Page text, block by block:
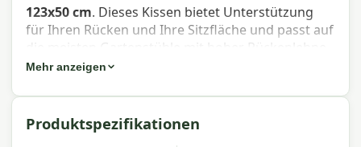
123x50 cm. Dieses Kissen bietet Unterstützung
für Ihren Rücken und Ihre Sitzfläche und passt auf
die meisten Gartenstühle mit hoher Rückenlehne.
Artikelnummer:
Mehr anzeigen
Produktspezifikationen